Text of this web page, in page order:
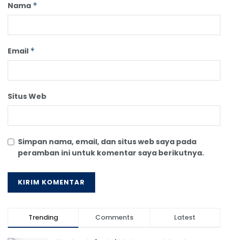
Nama *
Email *
Situs Web
Simpan nama, email, dan situs web saya pada
peramban ini untuk komentar saya berikutnya.
Trending Comments Latest